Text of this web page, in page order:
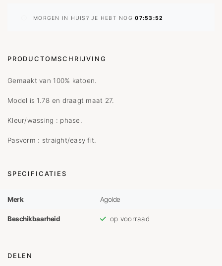
MORGEN IN HUIS? JE HEBT NOG07:53:52
PRODUCTOMSCHRIJVING
Gemaakt van 100% katoen.
Model is 1.78 en draagt maat 27.
Kleur/wassing : phase.
Pasvorm : straight/easy fit.
SPECIFICATIES
Merk Agolde
Beschikbaarheid op voorraad
DELEN